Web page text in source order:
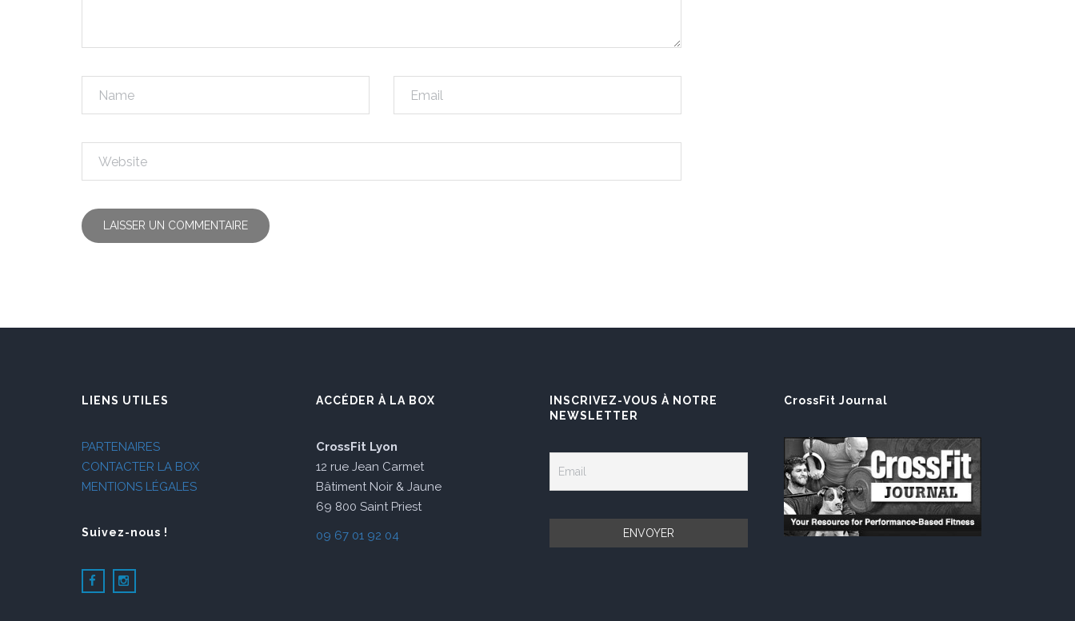
LIENS UTILES
PARTENAIRES
CONTACTER LA BOX
MENTIONS LÉGALES
Suivez-nous !
ACCÉDER À LA BOX
CrossFit Lyon
12 rue Jean Carmet
Bâtiment Noir & Jaune
69 800 Saint Priest
09 67 01 92 04
INSCRIVEZ-VOUS À NOTRE
NEWSLETTER
CrossFit Journal